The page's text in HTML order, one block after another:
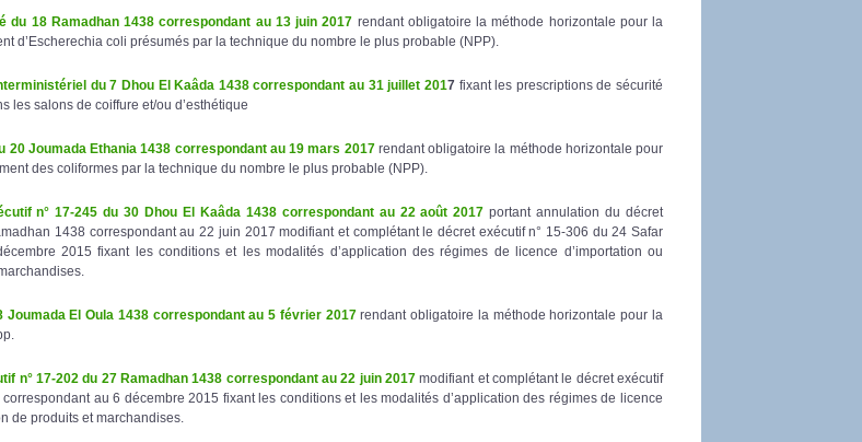
du 18 Ramadhan 1438 correspondant au 13 juin 2017 rendant obligatoire la méthode horizontale pour la
d’Escherechia coli présumés par la technique du nombre le plus probable (NPP).
du 7 Dhou El Kaâda 1438 correspondant au 31 juillet 2017fixant les prescriptions de sécurité
les salons de coiffure et/ou d’esthétique
20 Joumada Ethania 1438 correspondant au 19 mars 2017rendant obligatoire la méthode horizontale pour
des coliformes par la technique du nombre le plus probable (NPP).
n° 17-245 du 30 Dhou El Kaâda 1438 correspondant au 22 août 2017 portant annulation du décret
1438 correspondant au 22 juin 2017 modifiant et complétant le décret exécutif n° 15-306 du 24 Safar
2015 fixant les conditions et les modalités d’application des régimes de licence d’importation ou
Joumada El Oula 1438 correspondant au 5 février 2017rendant obligatoire la méthode horizontale pour la
n° 17-202 du 27 Ramadhan 1438 correspondant au 22 juin 2017 modifiant et complétant le décret exécutif
au 6 décembre 2015 fixant les conditions et les modalités d’application des régimes de licence
de produits et marchandises.